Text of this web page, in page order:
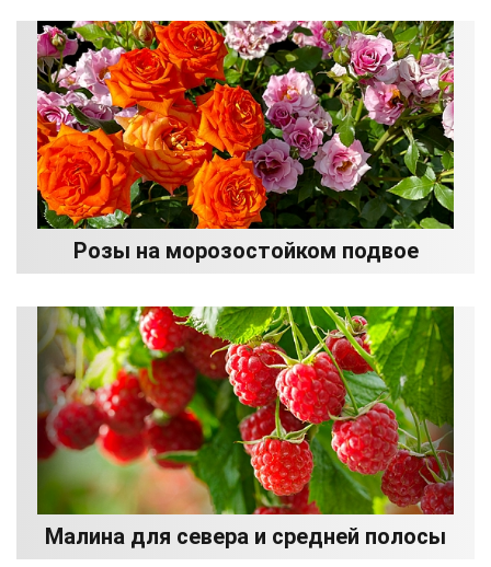
Розы на морозостойком подвое
Малина для севера и средней полосы